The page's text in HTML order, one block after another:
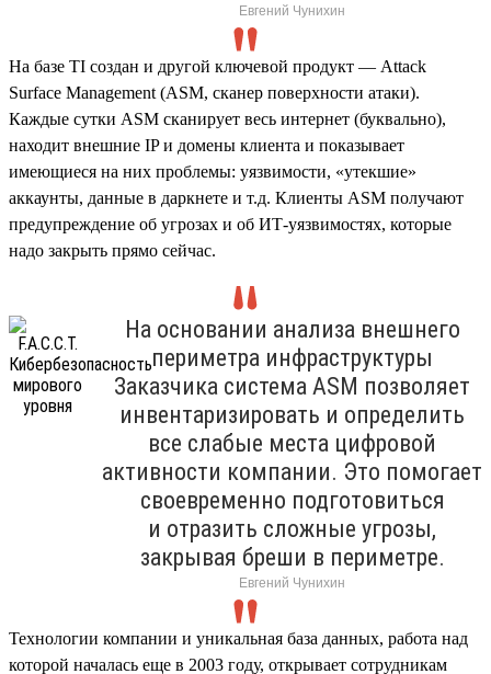
Евгений Чунихин
На базе TI создан и другой ключевой продукт — Attack
Surface Management (ASM, сканер поверхности атаки).
Каждые сутки ASM сканирует весь интернет (буквально),
находит внешние IP и домены клиента и показывает
имеющиеся на них проблемы: уязвимости, «утекшие»
аккаунты, данные в даркнете и т.д. Клиенты ASM получают
предупреждение об угрозах и об ИТ-уязвимостях, которые
надо закрыть прямо сейчас.
На основании анализа внешнего
периметра инфраструктуры
Заказчика система ASM позволяет
инвентаризировать и определить
все слабые места цифровой
активности компании. Это помогает
своевременно подготовиться
и отразить сложные угрозы,
закрывая бреши в периметре.
Евгений Чунихин
Технологии компании и уникальная база данных, работа над
которой началась еще в 2003 году, открывает сотрудникам